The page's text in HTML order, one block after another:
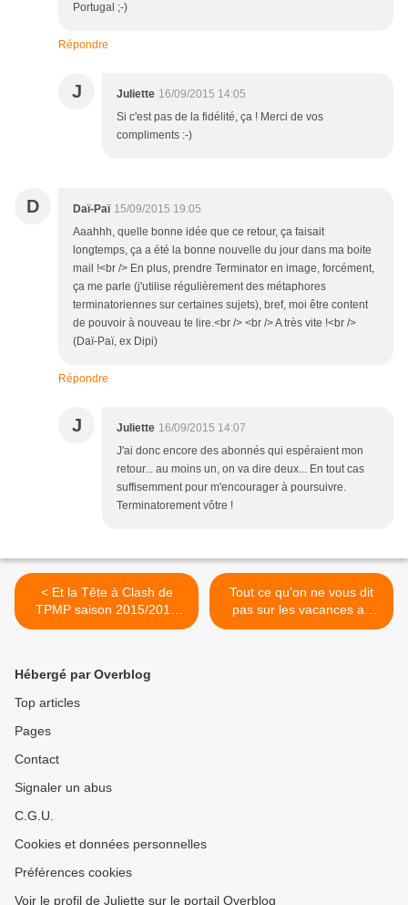
Portugal ;-)
Répondre
J Juliette 16/09/2015 14:05
Si c'est pas de la fidélité, ça ! Merci de vos
compliments :-)
D Daï-Paï 15/09/2015 19:05
Aaahhh, quelle bonne idée que ce retour, ça faisait
longtemps, ça a été la bonne nouvelle du jour dans ma boite
mail !<br /> En plus, prendre Terminator en image, forcément,
ça me parle (j'utilise régulièrement des métaphores
terminatoriennes sur certaines sujets), bref, moi être content
de pouvoir à nouveau te lire.<br /> <br /> A très vite !<br />
(Daï-Paï, ex Dipi)
Répondre
J Juliette 16/09/2015 14:07
J'ai donc encore des abonnés qui espéraient mon
retour... au moins un, on va dire deux... En tout cas
suffisemment pour m'encourager à poursuivre.
Terminatorement vôtre !
< Et la Tête à Clash de
TPMP saison 2015/2016
est...
Tout ce qu’on ne vous dit
pas sur les vacances au
Portugal (et à Lisbonne en
Hébergé par Overblog
Top articles
Pages
Contact
Signaler un abus
C.G.U.
Cookies et données personnelles
Préférences cookies
Voir le profil de Juliette sur le portail Overblog